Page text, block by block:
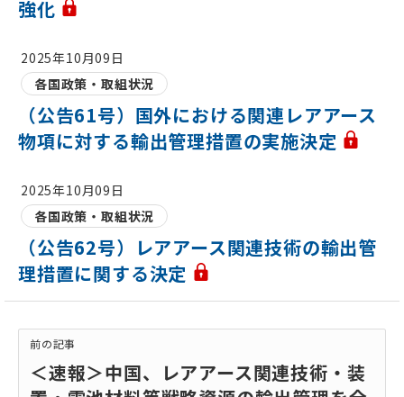
強化
2025年10月09日
各国政策・取組状況
（公告61号）国外における関連レアアース
物項に対する輸出管理措置の実施決定
2025年10月09日
各国政策・取組状況
（公告62号）レアアース関連技術の輸出管
理措置に関する決定
前の記事
＜速報＞中国、レアアース関連技術・装